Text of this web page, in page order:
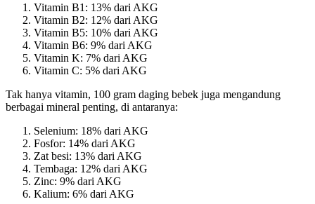
Vitamin B1: 13% dari AKG
Vitamin B2: 12% dari AKG
Vitamin B5: 10% dari AKG
Vitamin B6: 9% dari AKG
Vitamin K: 7% dari AKG
Vitamin C: 5% dari AKG
Tak hanya vitamin, 100 gram daging bebek juga mengandung
berbagai mineral penting, di antaranya:
Selenium: 18% dari AKG
Fosfor: 14% dari AKG
Zat besi: 13% dari AKG
Tembaga: 12% dari AKG
Zinc: 9% dari AKG
Kalium: 6% dari AKG